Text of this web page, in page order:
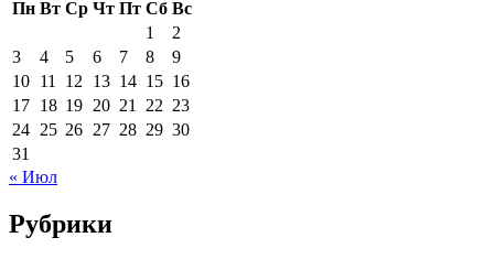
Пн Вт Ср Чт Пт Сб Вс
1
2
3
4 5 6 7 8
9
10 11 12 13 14 15 16
17 18 19 20 21 22 23
24 25 26 27 28 29 30
31
« Июл
Рубрики